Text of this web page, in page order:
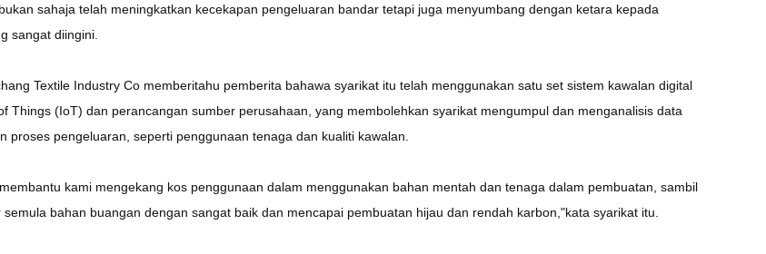
sahaja telah meningkatkan kecekapan pengeluaran bandar tetapi juga menyumbang dengan ketara kepada
sangat diingini.
Textile Industry Co memberitahu pemberita bahawa syarikat itu telah menggunakan satu set sistem kawalan digital
Things (IoT) dan perancangan sumber perusahaan, yang membolehkan syarikat mengumpul dan menganalisis data
proses pengeluaran, seperti penggunaan tenaga dan kualiti kawalan.
kami mengekang kos penggunaan dalam menggunakan bahan mentah dan tenaga dalam pembuatan, sambil
semula bahan buangan dengan sangat baik dan mencapai pembuatan hijau dan rendah karbon,"kata syarikat itu.